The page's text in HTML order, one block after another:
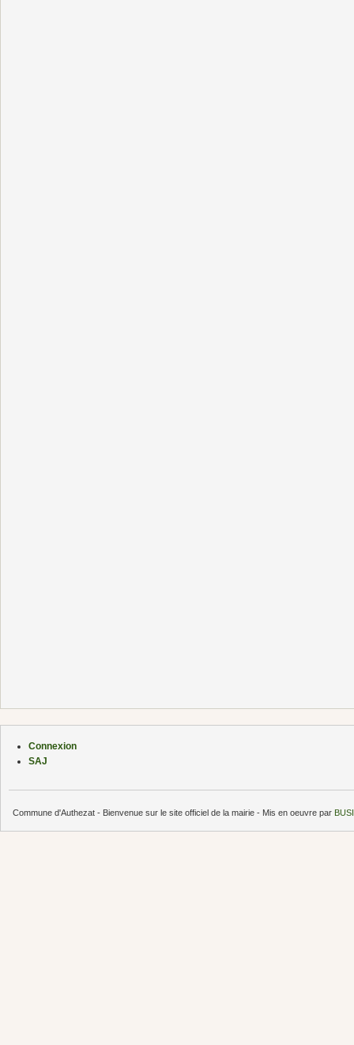
Connexion
SAJ
Commune d'Authezat - Bienvenue sur le site officiel de la mairie - Mis en oeuvre par